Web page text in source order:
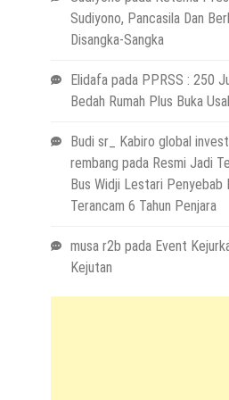
Sudiyono, Pancasila Dan
Disangka-Sangka
Elidafa pada PPRSS : 250
Bedah Rumah Plus Buka
Budi sr_ Kabiro global
rembang pada Resmi Jadi
Bus Widji Lestari Penyebab
Terancam 6 Tahun Penjara
musa r2b pada Event
Kejutan